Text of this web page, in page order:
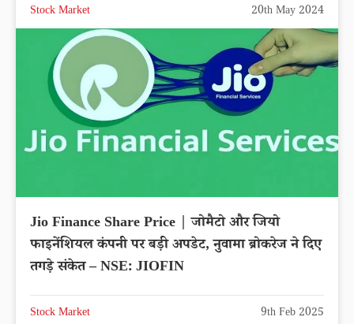
Stock Market 20th May 2024
Jio Finance Share Price | जोमैटो और जियो
फाइनेंशियल कंपनी पर बड़ी अपडेट, नुवामा ब्रोकरेज ने दिए
तगड़े संकेत – NSE: JIOFIN
Stock Market 9th Feb 2025